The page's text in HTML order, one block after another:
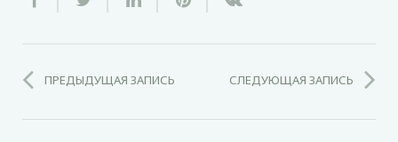
ПРЕДЫДУЩАЯ ЗАПИСЬ СЛЕДУЮЩАЯ ЗАПИСЬ